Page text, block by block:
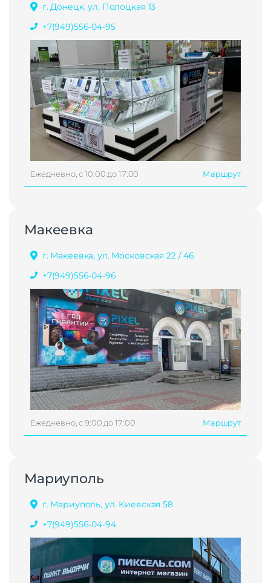
г. Донецк, ул. Полоцкая 13
+7(949)556-04-95
Ежедневно, с 10:00 до 17:00 Маршрут
Макеевка
г. Макеевка, ул. Московская 22 / 46
+7(949)556-04-96
Ежедневно, с 9:00 до 17:00 Маршрут
Мариуполь
г. Мариуполь, ул. Киевская 58
+7(949)556-04-94